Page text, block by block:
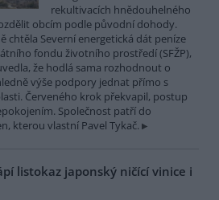
rekultivacích hnědouhelného
obcím podle původní dohody.
chtěla Severní energetická dát peníze
fondu životního prostředí (SFŽP),
že hodlá sama rozhodnout o
výše podpory jednat přímo s
Červeného krok překvapil, postup
Společnost patří do
kterou vlastní Pavel Tykač.
listokaz japonský ničící vinice i